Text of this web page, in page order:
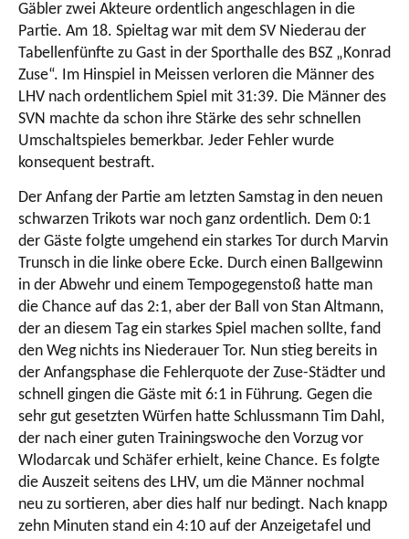
Gäbler zwei Akteure ordentlich angeschlagen in die
Partie. Am 18. Spieltag war mit dem SV Niederau der
Tabellenfünfte zu Gast in der Sporthalle des BSZ „Konrad
Zuse“. Im Hinspiel in Meissen verloren die Männer des
LHV nach ordentlichem Spiel mit 31:39. Die Männer des
SVN machte da schon ihre Stärke des sehr schnellen
Umschaltspieles bemerkbar. Jeder Fehler wurde
konsequent bestraft.
Der Anfang der Partie am letzten Samstag in den neuen
schwarzen Trikots war noch ganz ordentlich. Dem 0:1
der Gäste folgte umgehend ein starkes Tor durch Marvin
Trunsch in die linke obere Ecke. Durch einen Ballgewinn
in der Abwehr und einem Tempogegenstoß hatte man
die Chance auf das 2:1, aber der Ball von Stan Altmann,
der an diesem Tag ein starkes Spiel machen sollte, fand
den Weg nichts ins Niederauer Tor. Nun stieg bereits in
der Anfangsphase die Fehlerquote der Zuse-Städter und
schnell gingen die Gäste mit 6:1 in Führung. Gegen die
sehr gut gesetzten Würfen hatte Schlussmann Tim Dahl,
der nach einer guten Trainingswoche den Vorzug vor
Wlodarcak und Schäfer erhielt, keine Chance. Es folgte
die Auszeit seitens des LHV, um die Männer nochmal
neu zu sortieren, aber dies half nur bedingt. Nach knapp
zehn Minuten stand ein 4:10 auf der Anzeigetafel und